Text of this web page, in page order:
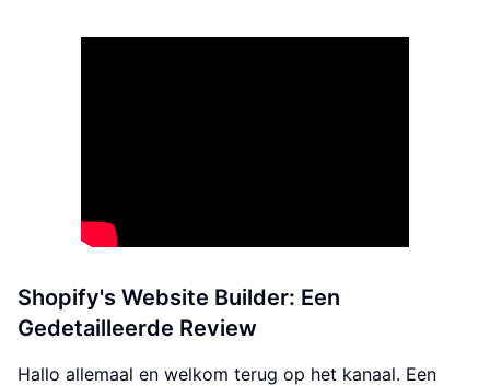
Shopify's Website Builder: Een
Gedetailleerde Review
Hallo allemaal en welkom terug op het kanaal. Een